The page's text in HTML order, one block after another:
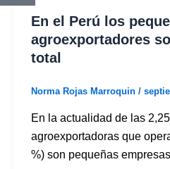
En el Perú los
agroexportadores
total
Norma Rojas Marroquin /
En la actualidad de las
agroexportadoras que
%) son pequeñas